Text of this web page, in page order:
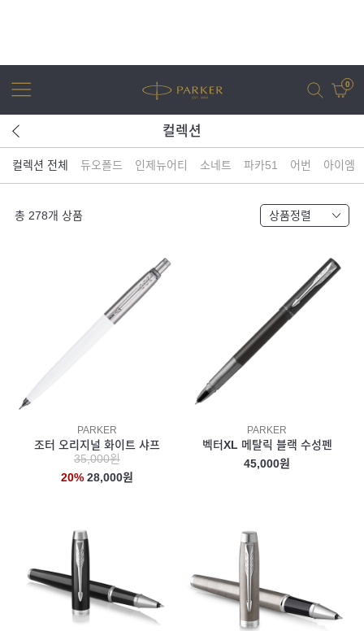
0
어번 아이엠 조터 XL 조터
컬렉션
컬렉션 전체 듀오폴드 인제뉴어티 소네트 파카51 어번 아이엠
총 278개 상품 상품정렬
PARKER
조터 오리지널 화이트 샤프
35,000원
20% 28,000원
PARKER
벡터XL 메탈릭 블랙 수성펜
45,000원